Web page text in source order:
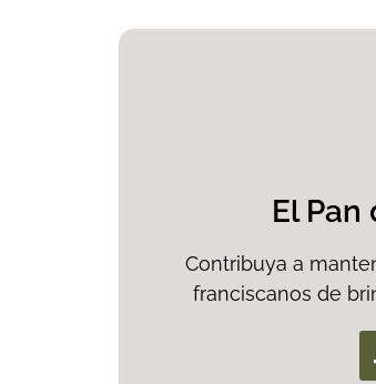
El Pan
Contribuya a
franciscanos de